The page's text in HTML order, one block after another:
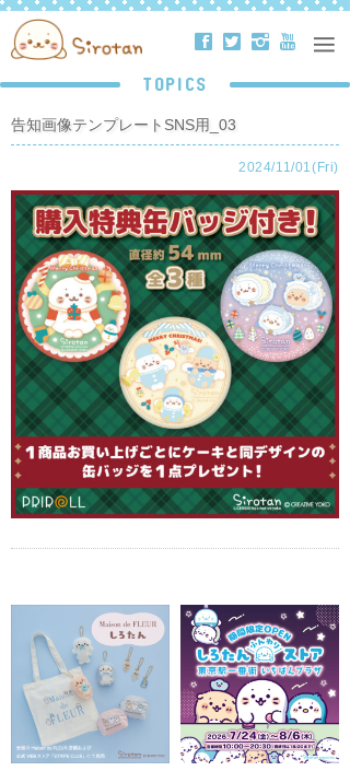
ä å ë ð
TOPICS
告知画像テンプレートSNS用_03
2024/11/01(Fri)